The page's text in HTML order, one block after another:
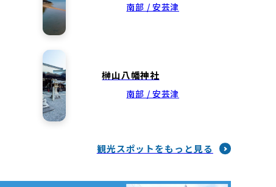
南部 / 安芸津
榊山八幡神社
南部 / 安芸津
観光スポットをもっと見る